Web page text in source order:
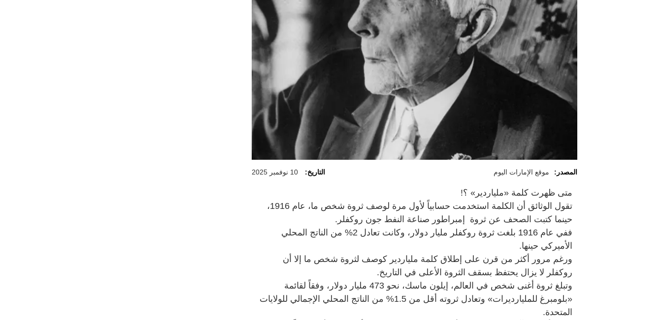
المصدر: موقع الإمارات اليوم التاريخ: 10 نوفمبر 2025
متى ظهرت كلمة «ملياردير» ؟!
تقول الوثائق أن الكلمة استخدمت حسابياً لأول مرة لوصف ثروة شخص ما، عام 1916،
حينما كتبت الصحف عن ثروة إمبراطور صناعة النفط جون روكفلر.
ففي عام 1916 بلغت ثروة روكفلر مليار دولار، وكانت تعادل 2% من الناتج المحلي
الأميركي حينها.
ورغم مرور أكثر من قرن على إطلاق كلمة ملياردير كوصف لثروة شخص ما إلا أن
روكفلر لا يزال يحتفظ بسقف الثروة الأعلى في التاريخ.
وتبلغ ثروة أغنى شخص في العالم، إيلون ماسك، نحو 473 مليار دولار، وفقاً لقائمة
«بلومبرغ للمليارديرات» وتعادل ثروته أقل من 1.5% من الناتج المحلي الإجمالي للولايات
المتحدة.